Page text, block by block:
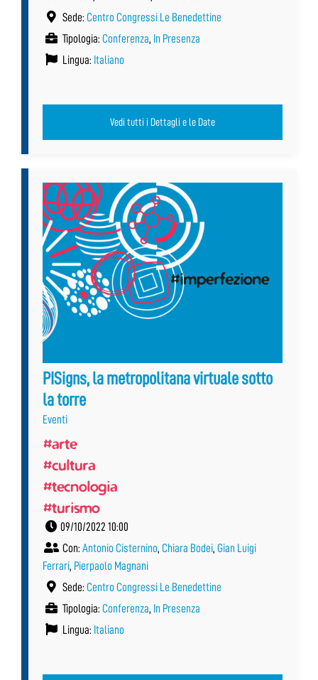
Sede: Centro Congressi Le Benedettine
Tipologia: Conferenza, In Presenza
Lingua: Italiano
Vedi tutti i Dettagli e le Date
PISigns, la metropolitana virtuale sotto
la torre
Eventi
#arte
#cultura
#tecnologia
#turismo
09/10/2022 10:00
Con: Antonio Cisternino, Chiara Bodei, Gian Luigi
Ferrari, Pierpaolo Magnani
Sede: Centro Congressi Le Benedettine
Tipologia: Conferenza, In Presenza
Lingua: Italiano